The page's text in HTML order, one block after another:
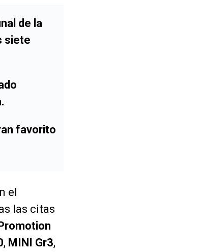
de la
siete
favorito
el
las citas
, MINI Gr3,